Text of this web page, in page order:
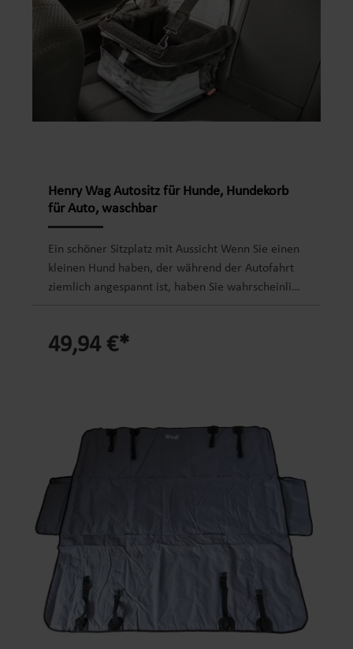
geprüft werden. Mehr Komfort für dein Tier –
erweiterbare Mesh-Seiten vergrößern den
Innenraum und verbessern Luftzirkulation sowie
Sichtkontakt. Praktische Zugänge – Öffnungen
oben, vorne und hinten erleichtern das
Einsteigen, Beruhigen und Herausnehmen deines
Haustiers. Durchdachter Lieferumfang – inklusive
Matte. Für kleine Haustiere geeignet – konzipiert
für kleine Hunde, Katzen und Kleintiere bis zum
Konstruktion aus Kunststoff und Polyester in Grau,
schnell verstaut und flexibel einsetzbar.
Produktdetails: Material: Kunststoff, Polyester
Abmessung ausgeklappt: ca. 85 x 50 x 31 cm (L x
B x H) Gewicht: ca. 1,92 kg Max.
Gurt mit ISOFIX-Haken, Schultergurt Verschlussart:
Reißverschluss Besondereheiten: faltbar, ISOFIX-
Sicherung, erweiterbare Mesh-Seiten, mehrere
Zugänge, flugtaugliches Format nach Prüfung der
Airline-Vorgaben Lieferumfang: Transportbox,
ISOFIX-Basis, Gurt mit ISOFIX-Haken, Schultergurt,
Mesh-Einsätze, herausnehmbare Matte
Transportbox für Haustiere mit sicherer ISOFIX-
Befestigung Wenn du mit deinem Tier unterwegs
bist, zählt nicht nur der Transport von A nach B.
Dein Hund, deine Katze oder dein Kleintier soll
bequem liegen, ausreichend Luft bekommen und
Henry Wag Autositz für Hunde, Hundekorb
für Auto, waschbar
Ein schöner Sitzplatz mit Aussicht Wenn Sie einen
kleinen Hund haben, der während der Autofahrt
ziemlich angespannt ist, haben Sie wahrscheinlich
man ihm nicht verübeln - uns wäre schließlich
Umgebung optimal im Blick zu haben. Sie
befestigen ihn einfach mit den verstellbaren
Sicherungsriemen und der Schnalle am Sitz und
der Kopfstütze und schon haben Sie einen
Transportkorb, mit dem Sie Ihren Hund nah bei
sich haben und er erhöht sitzen kann. Der Boden
ist gut gepolstert und die Seitenwände sorgen
durch einen Streifen mit Maschengewebe für
eine angenehme Belüftung. Für die kältere
Jahreszeit können Sie den Korb mit der
dazugehörigen Fleece-Einlage beziehen. Die
49,94 €*